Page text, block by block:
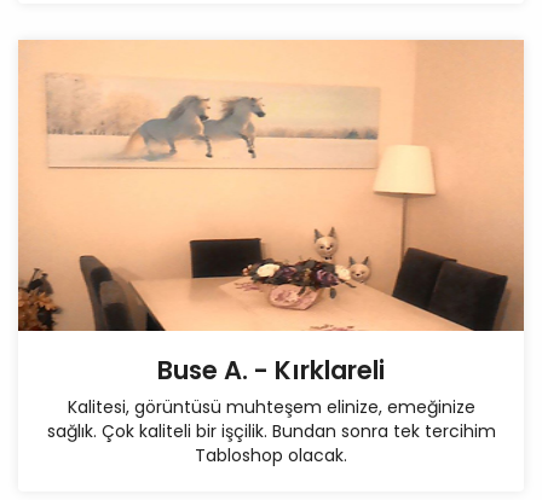
Buse A. - Kırklareli
Kalitesi, görüntüsü muhteşem elinize, emeğinize
sağlık. Çok kaliteli bir işçilik. Bundan sonra tek tercihim
Tabloshop olacak.